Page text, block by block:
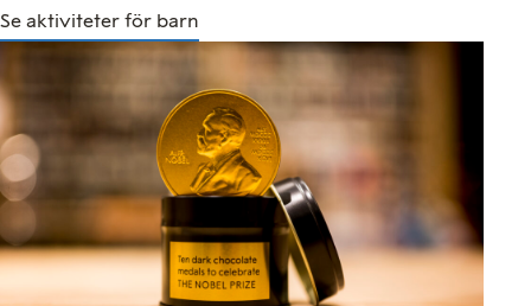
Se aktiviteter för barn